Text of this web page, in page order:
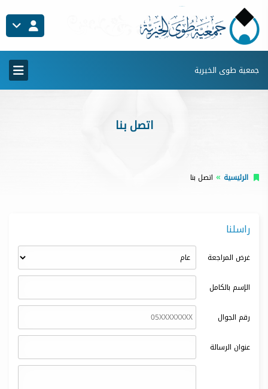
جمعية طوى الخيرية
اتصل بنا
الرئيسية اتصل بنا
راسلنا
غرض المراجعة
الإسم بالكامل
رقم الجوال
عنوان الرسالة